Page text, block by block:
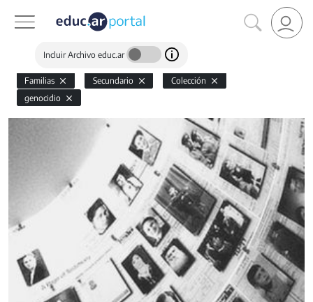
Incluir Archivo educ.ar
Familias Secundario
Colección
genocidio